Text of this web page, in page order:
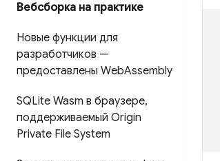
Вебсборка на практике
Новые функции для
разработчиков —
предоставлены WebAssembly
SQLite Wasm в браузере,
поддерживаемый Origin
Private File System